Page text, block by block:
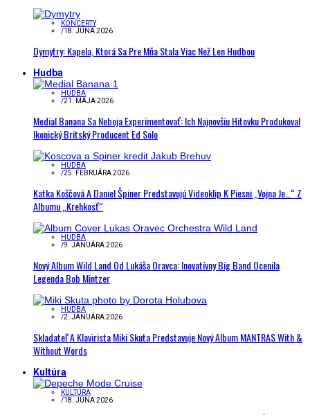
KONCERTY
/18. JÚNA 2026
Dymytry: Kapela, Ktorá Sa Pre Mňa Stala Viac Než Len Hudbou
Hudba
HUDBA
/21. MÁJA 2026
Medial Banana Sa Neboja Experimentovať: Ich Najnovšiu Hitovku Produkoval
Ikonický Britský Producent Ed Solo
HUDBA
/25. FEBRUÁRA 2026
Katka Koščová A Daniel Špiner Predstavujú Videoklip K Piesni „Vojna Je…“ Z
Albumu „Krehkosť“
HUDBA
/9. JANUÁRA 2026
Nový Album Wild Land Od Lukáša Oravca: Inovatívny Big Band Ocenila
Legenda Bob Mintzer
HUDBA
/2. JANUÁRA 2026
Skladateľ A Klavirista Miki Skuta Predstavuje Nový Album MANTRAS With &
Without Words
Kultúra
KULTÚRA
/18. JÚNA 2026